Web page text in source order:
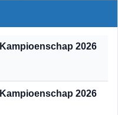
2026
2026